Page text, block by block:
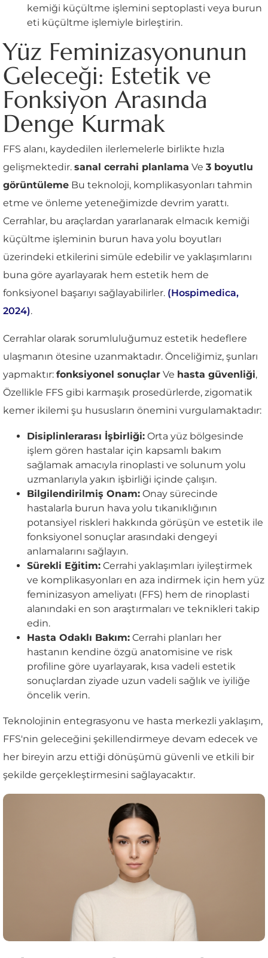
kemiği küçültme işlemini septoplasti veya burun
eti küçültme işlemiyle birleştirin.
Yüz Feminizasyonunun
Geleceği: Estetik ve
Fonksiyon Arasında
Denge Kurmak
FFS alanı, kaydedilen ilerlemelerle birlikte hızla
gelişmektedir. sanal cerrahi planlama Ve 3 boyutlu
görüntüleme Bu teknoloji, komplikasyonları tahmin
etme ve önleme yeteneğimizde devrim yarattı.
Cerrahlar, bu araçlardan yararlanarak elmacık kemiği
küçültme işleminin burun hava yolu boyutları
üzerindeki etkilerini simüle edebilir ve yaklaşımlarını
buna göre ayarlayarak hem estetik hem de
fonksiyonel başarıyı sağlayabilirler. (Hospimedica,
2024).
Cerrahlar olarak sorumluluğumuz estetik hedeflere
ulaşmanın ötesine uzanmaktadır. Önceliğimiz, şunları
yapmaktır: fonksiyonel sonuçlar Ve hasta güvenliği,
Özellikle FFS gibi karmaşık prosedürlerde, zigomatik
kemer ikilemi şu hususların önemini vurgulamaktadır:
Disiplinlerarası İşbirliği: Orta yüz bölgesinde
işlem gören hastalar için kapsamlı bakım
sağlamak amacıyla rinoplasti ve solunum yolu
uzmanlarıyla yakın işbirliği içinde çalışın.
Bilgilendirilmiş Onam: Onay sürecinde
hastalarla burun hava yolu tıkanıklığının
potansiyel riskleri hakkında görüşün ve estetik ile
fonksiyonel sonuçlar arasındaki dengeyi
anlamalarını sağlayın.
Sürekli Eğitim: Cerrahi yaklaşımları iyileştirmek
ve komplikasyonları en aza indirmek için hem yüz
feminizasyon ameliyatı (FFS) hem de rinoplasti
alanındaki en son araştırmaları ve teknikleri takip
edin.
Hasta Odaklı Bakım: Cerrahi planları her
hastanın kendine özgü anatomisine ve risk
profiline göre uyarlayarak, kısa vadeli estetik
sonuçlardan ziyade uzun vadeli sağlık ve iyiliğe
öncelik verin.
Teknolojinin entegrasyonu ve hasta merkezli yaklaşım,
FFS'nin geleceğini şekillendirmeye devam edecek ve
her bireyin arzu ettiği dönüşümü güvenli ve etkili bir
şekilde gerçekleştirmesini sağlayacaktır.